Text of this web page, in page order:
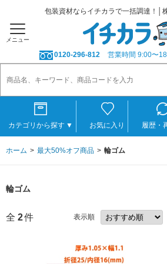
包装資材ならイチカラで一括調達！│
メニュー
0120-296-812 営業時間 9:00〜
カテゴリから探す ▼ お気に入り 履歴・
ホーム 最大50%オフ商品 輪ゴム
輪ゴム
全 2件 表示順